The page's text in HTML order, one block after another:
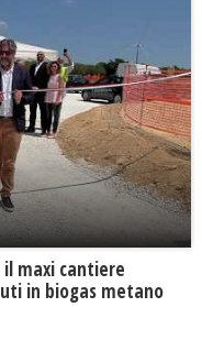
maxi cantiere
in biogas metano